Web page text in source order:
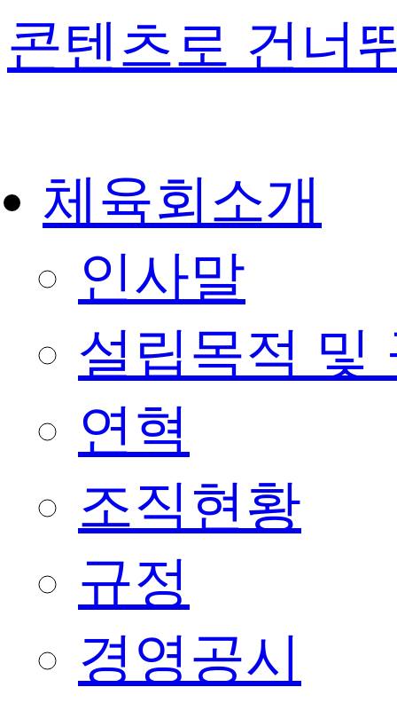
콘텐츠로 건너
체육회소개
인사말
설립목적 및
연혁
조직현황
규정
경영공시